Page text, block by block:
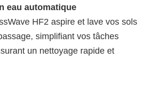
eau automatique
HF2 aspire et lave vos sols
simplifiant vos tâches
un nettoyage rapide et